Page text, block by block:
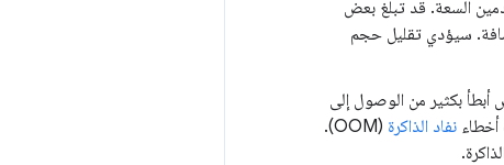
السعة. قد تبلغ بعض
سيؤدي تقليل حجم
أبطأ بكثير من الوصول إلى
أخطاء نفاد الذاكرة
(OOM).